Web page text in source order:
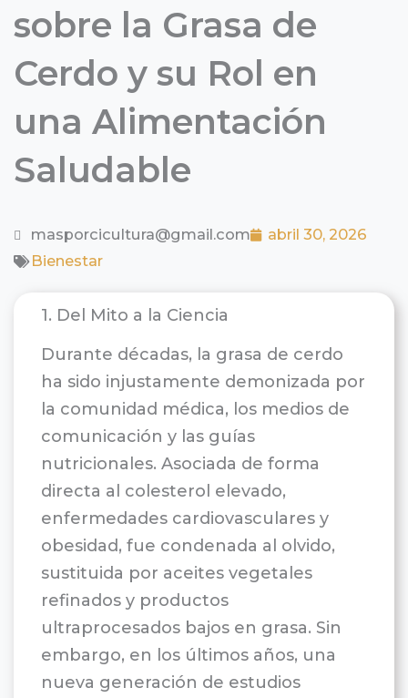
sobre la Grasa de
Cerdo y su Rol en
una Alimentación
Saludable
masporcicultura@gmail.com
abril 30, 2026
Bienestar
1. Del Mito a la Ciencia
Durante décadas, la grasa de cerdo
ha sido injustamente demonizada por
la comunidad médica, los medios de
comunicación y las guías
nutricionales. Asociada de forma
directa al colesterol elevado,
enfermedades cardiovasculares y
obesidad, fue condenada al olvido,
sustituida por aceites vegetales
refinados y productos
ultraprocesados bajos en grasa. Sin
embargo, en los últimos años, una
nueva generación de estudios